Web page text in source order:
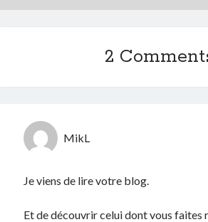
2
MikL
Je viens de lire votre blog.
Et de découvrir celui dont vous faites